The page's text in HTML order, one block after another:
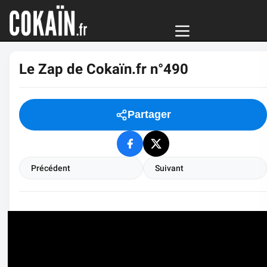
Le Zap de Cokaïn.fr n°490
Partager
Précédent Suivant